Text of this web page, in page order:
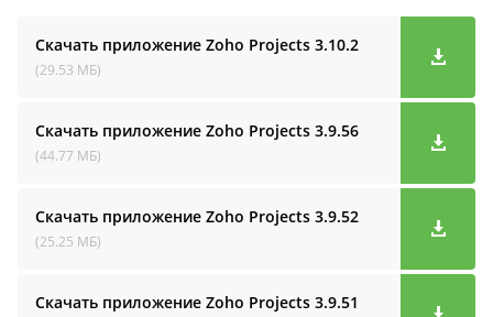
Скачать приложение Zoho Projects 3.10.2
(29.53 МБ)
Скачать приложение Zoho Projects 3.9.56
(44.77 МБ)
Скачать приложение Zoho Projects 3.9.52
(25.25 МБ)
Скачать приложение Zoho Projects 3.9.51